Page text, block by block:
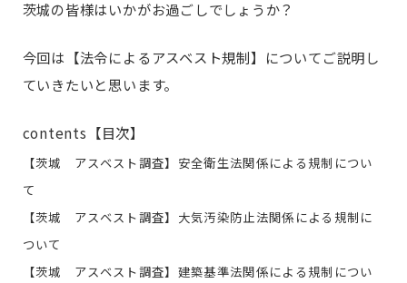
茨城の皆様はいかがお過ごしでしょうか？
今回は【法令によるアスベスト規制】についてご説明し
ていきたいと思います。
contents【目次】
【茨城 アスベスト調査】安全衛生法関係による規制につい
て
【茨城 アスベスト調査】大気汚染防止法関係による規制に
ついて
【茨城 アスベスト調査】建築基準法関係による規制につい